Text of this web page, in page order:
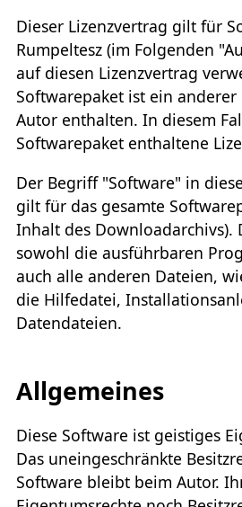
Dieser Lizenzvertrag gilt für
Rumpeltesz (im Folgenden
auf diesen Lizenzvertrag
Softwarepaket ist ein anderer
Autor enthalten. In diesem
Softwarepaket enthaltene
Der Begriff "Software" in
gilt für das gesamte
Inhalt des Downloadarchivs).
sowohl die ausführbaren
auch alle anderen Dateien,
die Hilfedatei,
Datendateien.
Allgemeines
Diese Software ist geistiges
Das uneingeschränkte
Software bleibt beim Autor.